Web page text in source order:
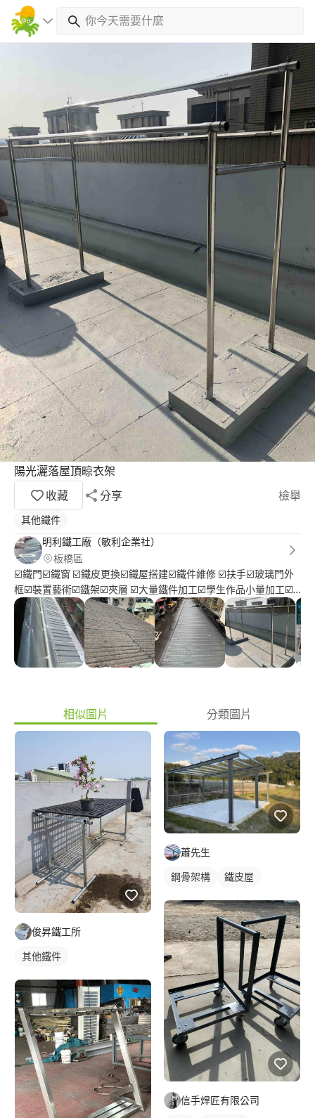
陽光灑落屋頂晾衣架
收藏
分享 檢舉
其他鐵件
明利鐵工廠（敏利企業社）
板橋區
☑️鐵門☑️鐵窗 ☑️鐵皮更換☑️鐵屋搭建☑️鐵件維修 ☑️扶手☑️玻璃門外
框☑️裝置藝術☑️鐵架☑️夾層 ☑️大量鐵件加工☑️學生作品小量加工☑️
設計師配合 電焊?啞焊? ?關於鐵件無論大小件的案子都有接喲? 歡
迎洽詢板橋明利鐵工廠???
相似圖片 分類圖片
俊昇鐵工所
其他鐵件
蕭先生
鋼骨架構 鐵皮屋
信手焊匠有限公司